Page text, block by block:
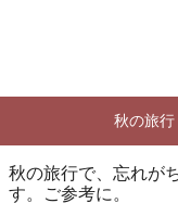
秋の旅
秋の旅行で、忘れが
す。ご参考に。